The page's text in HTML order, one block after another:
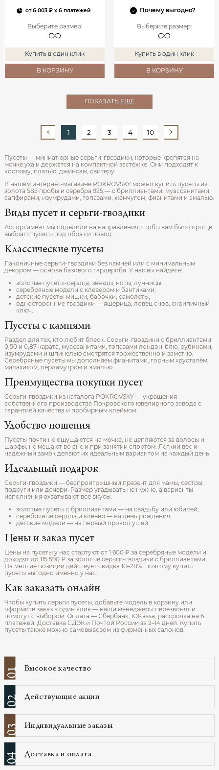
от6 003 ₽x 6 платежей
Выберите размер:
Купить в один клик
В КОРЗИНУ
Почему выгодно?
Выберите размер:
Купить в один клик
В КОРЗИНУ
ПОКАЗАТЬ ЕЩЁ
1 2 3 4 10
Пусеты — миниатюрные серьги-гвоздики, которые крепятся на
мочке уха и держатся на компактной застёжке. Они подходят к
костюму, платью, джинсам, свитеру.
В нашем интернет-магазине POKROVSKY можно купить пусеты из
золота 585 пробы и серебра 925 — с бриллиантами, муассанитами,
сапфирами, изумрудами, топазами, жемчугом, фианитами и эмалью.
Виды пусет и серьги-гвоздики
Ассортимент мы поделили на направления, чтобы вам было проще
выбрать пусеты под образ и повод.
Классические пусеты
Лаконичные серьги-гвоздики без камней или с минимальным
декором — основа базового гардероба. У нас вы найдёте:
золотые пусеты-сердца, звёзды, ноты, лунницы;
серебряные модели с клевером и бантиками;
детские пусеты-мишки, бабочки, самолёты;
односторонние гвоздики — ящерица, ловец снов, скрипичный
ключ.
Пусеты с камнями
Раздел для тех, кто любит блеск. Серьги-гвоздики с бриллиантами
0,50 и 0,87 карата, муассанитами, топазами лондон-блю, рубинами,
изумрудами и шпинелью смотрятся торжественно и заметно.
Серебряные пусеты мы дополняем фианитами, горным хрусталём,
малахитом, перламутром и эмалью.
Преимущества покупки пусет
Серьги-гвоздики из каталога POKROVSKY — украшения
собственного производства Покровского ювелирного завода с
гарантией качества и пробирным клеймом.
Удобство ношения
Пусеты почти не ощущаются на мочке, не цепляются за волосы и
шарфы, не мешают во сне и при занятии спортом. Лёгкий вес и
надёжный замок делают их идеальным вариантом на каждый день.
Идеальный подарок
Серьги-гвоздики — беспроигрышный презент для мамы, сестры,
подруги или дочери. Размер угадывать не нужно, а варианты
исполнения охватывают все вкусы:
золотые пусеты с бриллиантами — на свадьбу или юбилей;
серебряные сердца и клевер — на день рождения;
детские модели — на первый прокол ушей.
Цены и заказ пусет
Цены на пусеты у нас стартуют от 1 600 ₽ за серебряные модели и
доходят до 115 590 ₽ за золотые серьги-гвоздики с бриллиантами.
На многие позиции действует скидка 10–28%, поэтому купить
пусеты выгодно именно у нас.
Как заказать онлайн
Чтобы купить серьги пусеты, добавьте модель в корзину или
оформите заказ в один клик — наши менеджеры перезвонят и
помогут с выбором. Оплата — Сбербанк, ЮKassa, рассрочка на 6
платежей. Доставка СДЭК и Почтой России за 2–14 дней. Купить
пусеты также можно самовывозом из фирменных салонов.
01 Высокое качество
02 Действующие акции
03 Индивидуальные заказы
04 Доставка и оплата